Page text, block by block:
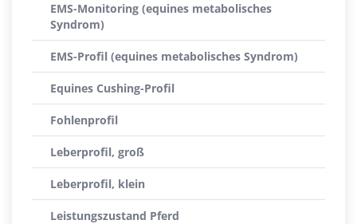
EMS-Monitoring (equines metabolisches
Syndrom)
EMS-Profil (equines metabolisches Syndrom)
Equines Cushing-Profil
Fohlenprofil
Leberprofil, groß
Leberprofil, klein
Leistungszustand Pferd